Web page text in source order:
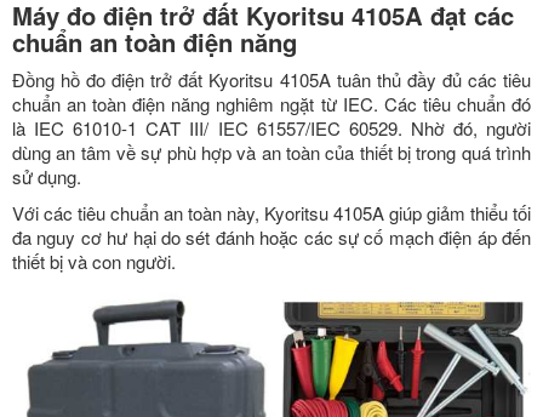
Máy đo điện trở đất Kyoritsu 4105A đạt các
chuẩn an toàn điện năng
Đồng hồ đo điện trở đất Kyoritsu 4105A tuân thủ đầy đủ các tiêu
chuẩn an toàn điện năng nghiêm ngặt từ IEC. Các tiêu chuẩn đó
là IEC 61010-1 CAT III/ IEC 61557/IEC 60529. Nhờ đó, người
dùng an tâm về sự phù hợp và an toàn của thiết bị trong quá trình
sử dụng.
Với các tiêu chuẩn an toàn này, Kyoritsu 4105A giúp giảm thiểu tối
đa nguy cơ hư hại do sét đánh hoặc các sự cố mạch điện áp đến
thiết bị và con người.